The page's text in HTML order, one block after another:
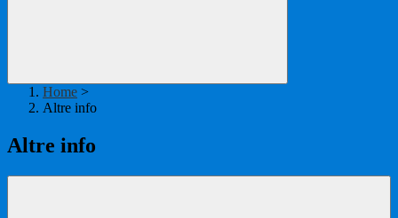
Home >
Altre info
Altre info